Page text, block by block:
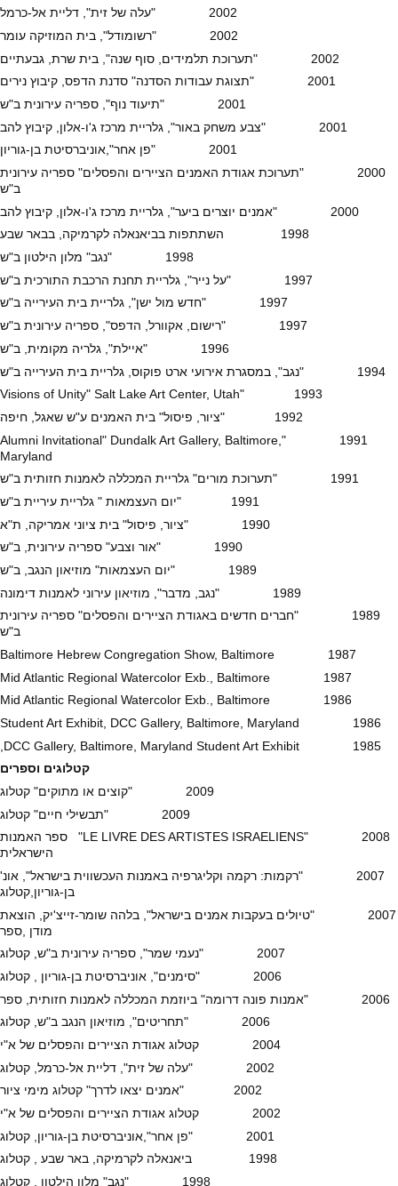
2002 "עלה של זית", דליית אל-כרמל
2002 "רשומודל", בית המוזיקה עומר
2002 "תערוכת תלמידים, סוף שנה", בית שרת, גבעתיים
2001 "תצוגת עבודות הסדנה" סדנת הדפס, קיבוץ נירים
2001 "תיעוד נוף", ספריה עירונית ב"ש
2001 "צבע משחק באור", גלריית מרכז ג'ו-אלון, קיבוץ להב
2001 "פן אחר",אוניברסיטת בן-גוריון
2000 "תערוכת אגודת האמנים הציירים והפסלים" ספריה עירונית
ב"ש
2000 "אמנים יוצרים ביער", גלריית מרכז ג'ו-אלון, קיבוץ להב
1998 השתתפות בביאנאלה לקרמיקה, בבאר שבע
1998 "נגב" מלון הילטון ב"ש
1997 "על נייר", גלריית תחנת הרכבת התורכית ב"ש
1997 "חדש מול ישן", גלריית בית העירייה ב"ש
1997 "רישום, אקוורל, הדפס", ספריה עירונית ב"ש
1996 "איילת", גלריה מקומית, ב"ש
1994 "נגב", במסגרת אירועי ארט פוקוס, גלריית בית העירייה ב"ש
1993 "Visions of Unity" Salt Lake Art Center, Utah
1992 "ציור, פיסול" בית האמנים ע"ש שאגל, חיפה
1991 "Alumni Invitational" Dundalk Art Gallery, Baltimore,
Maryland
1991 "תערוכת מורים" גלריית המכללה לאמנות חזותית ב"ש
1991 "יום העצמאות " גלריית עיריית ב"ש
1990 "ציור, פיסול" בית ציוני אמריקה, ת"א
1990 "אור וצבע" ספריה עירונית, ב"ש
1989 "יום העצמאות" מוזיאון הנגב, ב"ש
1989 "נגב, מדבר", מוזיאון עירוני לאמנות דימונה
1989 "חברים חדשים באגודת הציירים והפסלים" ספריה עירונית
ב"ש
1987 Baltimore Hebrew Congregation Show, Baltimore
1987 Mid Atlantic Regional Watercolor Exb., Baltimore
1986 Mid Atlantic Regional Watercolor Exb., Baltimore
1986 Student Art Exhibit, DCC Gallery, Baltimore, Maryland
1985 DCC Gallery, Baltimore, Maryland Student Art Exhibit,
קטלוגים וספרים
2009 "קוצים או מתוקים" קטלוג
2009 "תבשילי חיים" קטלוג
2008 "LE LIVRE DES ARTISTES ISRAELIENS" ספר האמנות
הישראלית
2007 "רקמות: רקמה וקליגרפיה באמנות העכשווית בישראל", אונ'
בן-גוריון,קטלוג
2007 "טיולים בעקבות אמנים בישראל", בלהה שומר-זייצ'יק, הוצאת
מודן ,ספר
2007 "נעמי שמר", ספריה עירונית ב"ש, קטלוג
2006 "סימנים", אוניברסיטת בן-גוריון , קטלוג
2006 "אמנות פונה דרומה" ביוזמת המכללה לאמנות חזותית, ספר
2006 "תחריטים", מוזיאון הנגב ב"ש, קטלוג
2004 קטלוג אגודת הציירים והפסלים של א"י
2002 "עלה של זית", דליית אל-כרמל, קטלוג
2002 "אמנים יצאו לדרך" קטלוג מימי ציור
2002 קטלוג אגודת הציירים והפסלים של א"י
2001 "פן אחר",אוניברסיטת בן-גוריון, קטלוג
1998 ביאנאלה לקרמיקה, באר שבע , קטלוג
1998 "נגב" מלון הילטון , קטלוג